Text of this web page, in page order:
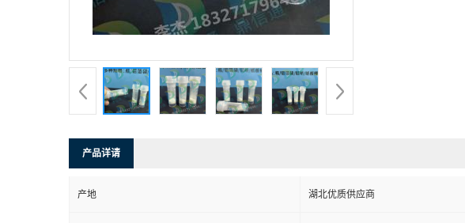
产品详请
产地 湖北优质供应商